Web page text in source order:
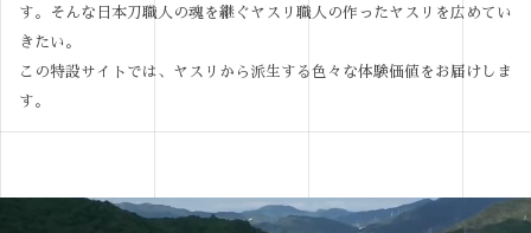
す。そんな日本刀職人の魂を継ぐヤスリ職人の作ったヤスリを広めてい
きたい。
この特設サイトでは、ヤスリから派生する色々な体験価値をお届けしま
す。